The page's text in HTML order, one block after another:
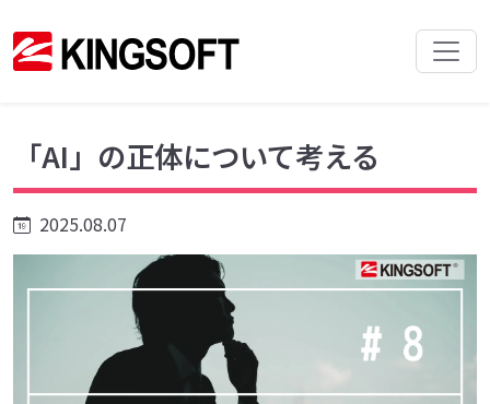
「AI」の正体について考える
2025.08.07